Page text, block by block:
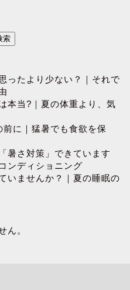
索
ったより少ない？｜それで
本当?｜夏の体重より、気
前に｜猛暑でも食欲を保
暑さ対策」できています
ンディショニング
いませんか？｜夏の睡眠の
ん。